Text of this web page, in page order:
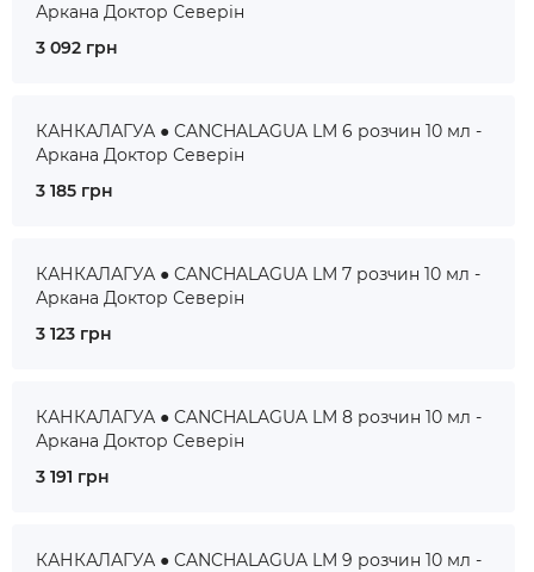
Аркана Доктор Северін
3 092 грн
КАНКАЛАГУА ● CANCHALAGUA LM 6 розчин 10 мл -
Аркана Доктор Северін
3 185 грн
КАНКАЛАГУА ● CANCHALAGUA LM 7 розчин 10 мл -
Аркана Доктор Северін
3 123 грн
КАНКАЛАГУА ● CANCHALAGUA LM 8 розчин 10 мл -
Аркана Доктор Северін
3 191 грн
КАНКАЛАГУА ● CANCHALAGUA LM 9 розчин 10 мл -